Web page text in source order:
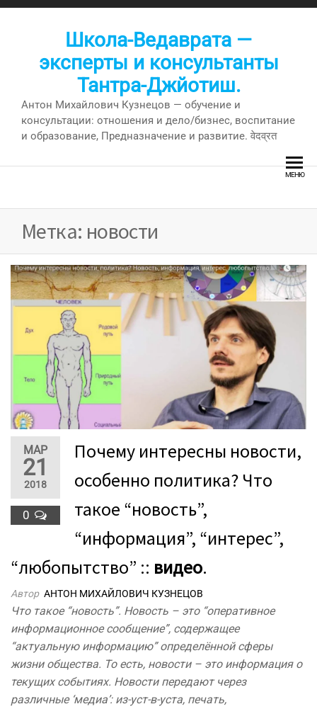
Перейти
Школа-Ведаврата —
эксперты и консультанты
Тантра-Джйотиш.
Антон Михайлович Кузнецов — обучение и
консультации: отношения и дело/бизнес, воспитание
и образование, Предназначение и развитие. वेदव्रत
МЕНЮ
Метка: новости
МАР
21
2018
0
Почему интересны новости,
особенно политика? Что
такое “новость”,
“информация”, “интерес”,
“любопытство” :: видео.
Автор АНТОН МИХАЙЛОВИЧ КУЗНЕЦОВ
Что такое “новость”. Новость – это “оперативное
информационное сообщение”, содержащее
“актуальную информацию” определённой сферы
жизни общества. То есть, новости – это информация о
текущих событиях. Новости передают через
различные ‘медиа’: из-уст-в-уста, печать,